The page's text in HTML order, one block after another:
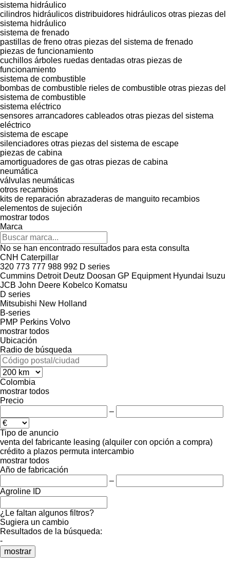
sistema hidráulico
cilindros hidráulicos distribuidores hidráulicos otras piezas del
sistema hidráulico
sistema de frenado
pastillas de freno otras piezas del sistema de frenado
piezas de funcionamiento
cuchillos árboles ruedas dentadas otras piezas de
funcionamiento
sistema de combustible
bombas de combustible rieles de combustible otras piezas del
sistema de combustible
sistema eléctrico
sensores arrancadores cableados otras piezas del sistema
eléctrico
sistema de escape
silenciadores otras piezas del sistema de escape
piezas de cabina
amortiguadores de gas otras piezas de cabina
neumática
válvulas neumáticas
otros recambios
kits de reparación abrazaderas de manguito recambios
elementos de sujeción
mostrar todos
Marca
No se han encontrado resultados para esta consulta
CNH Caterpillar
320 773 777 988 992 D series
Cummins Detroit Deutz Doosan GP Equipment Hyundai Isuzu
JCB John Deere Kobelco Komatsu
D series
Mitsubishi New Holland
B-series
PMP Perkins Volvo
mostrar todos
Ubicación
Radio de búsqueda
Colombia
mostrar todos
Precio
–
Tipo de anuncio
venta del fabricante leasing (alquiler con opción a compra)
crédito a plazos permuta intercambio
mostrar todos
Año de fabricación
–
Agroline ID
¿Le faltan algunos filtros?
Sugiera un cambio
Resultados de la búsqueda:
-
mostrar